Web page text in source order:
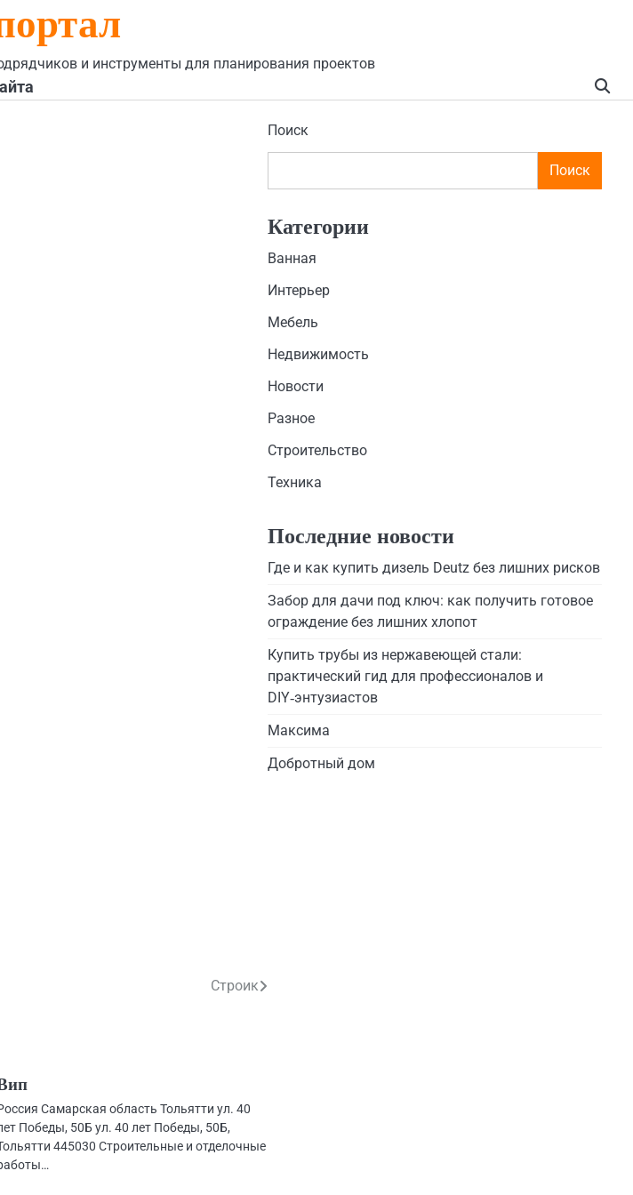
и инструменты для планирования проектов
Строик
Самарская область Тольятти ул. 40
Победы, 50Б ул. 40 лет Победы, 50Б,
445030 Строительные и отделочные
Поиск
Поиск
Категории
Ванная
Интерьер
Мебель
Недвижимость
Новости
Разное
Строительство
Техника
Последние новости
Где и как купить дизель Deutz без лишних рисков
Забор для дачи под ключ: как получить готовое
ограждение без лишних хлопот
Купить трубы из нержавеющей стали:
практический гид для профессионалов и
DIY‑энтузиастов
Максима
Добротный дом